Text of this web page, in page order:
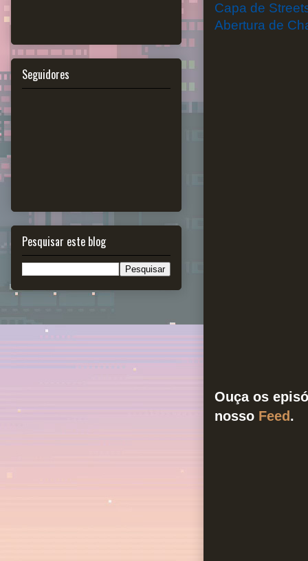
Capa de
Abertura de
Ouça os
nosso Feed.
Seguidores
Pesquisar este blog